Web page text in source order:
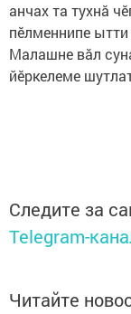
анчах та тухнă
пӗлменнипе ытти
Малашне вăл
йӗркелеме
Следите за
Telegram-
Читайте